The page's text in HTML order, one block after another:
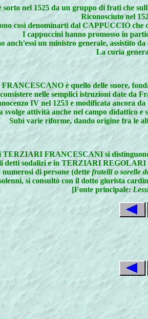
nel 1525 da un gruppo di frati che
Riconosciuto nel
così denominarti dal CAPPUCCIO che
I cappuccini hanno promosso in
anch'essi un ministro generale, assistito
La curia
è quello delle suore,
nelle semplici istruzioni date
IV nel 1253 e modificata ancora
svolge attività anche nel campo didattico
Subì varie riforme, dando origine fra le
FRANCESCANI si
detti sodalizi e in TERZIARI REGOLARI
di persone (dettefratelli o sorelle
si consultò con il dotto giurista
[Fonte principale: